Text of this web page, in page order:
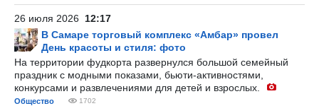
26 июля 2026 12:17
В Самаре торговый комплекс «Амбар» провел
День красоты и стиля: фото
На территории фудкорта развернулся большой семейный
праздник с модными показами, бьюти-активностями,
конкурсами и развлечениями для детей и взрослых.
Общество 1702